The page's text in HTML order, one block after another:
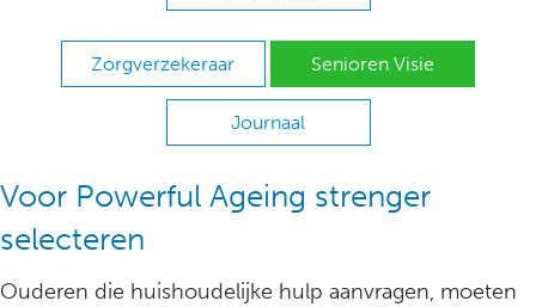
Zorgverzekeraar Senioren Visie
Journaal
Voor Powerful Ageing strenger
selecteren
Ouderen die huishoudelijke hulp aanvragen, moeten